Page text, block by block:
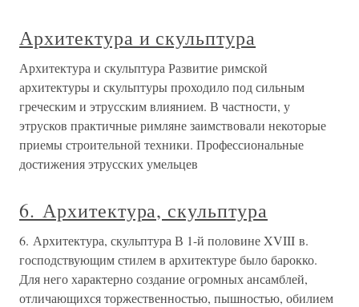
Архитектура и скульптура
Архитектура и скульптура Развитие римской
архитектуры и скульптуры проходило под сильным
греческим и этрусским влиянием. В частности, у
этрусков практичные римляне заимствовали некоторые
приемы строительной техники. Профессиональные
достижения этрусских умельцев
6. Архитектура, скульптура
6. Архитектура, скульптура В 1-й половине XVIII в.
господствующим стилем в архитектуре было барокко.
Для него характерно создание огромных ансамблей,
отличающихся торжественностью, пышностью, обилием